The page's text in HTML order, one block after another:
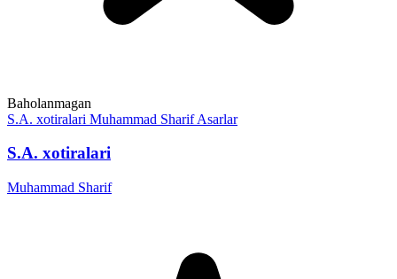
Baholanmagan
S.A. xotiralari Muhammad Sharif Asarlar
S.A. xotiralari
Muhammad Sharif